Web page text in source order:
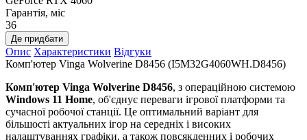
Гарантія, міс
36
Де придбати
Опис Характеристики Відгуки
Комп'ютер Vinga Wolverine D8456 (I5M32G4060WH.D8456)
Комп'ютер Vinga Wolverine D8456, з операційною системою
Windows 11 Home, об'єднує переваги ігрової платформи та
сучасної робочої станції. Це оптимальний варіант для
більшості актуальних ігор на середніх і високих
налаштуваннях графіки, а також повсякденних і робочих